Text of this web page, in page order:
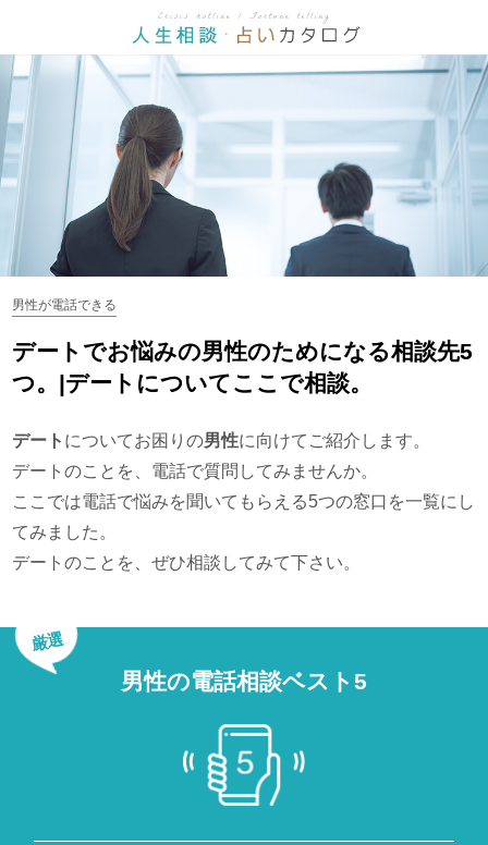
男性が電話できる
デートでお悩みの男性のためになる相談先5
つ。|デートについてここで相談。
デート についてお困りの男性に向けてご紹介します。
デートのことを、電話で質問してみませんか。
ここでは電話で悩みを聞いてもらえる5つの窓口を一覧にし
てみました。
デートのことを、ぜひ相談してみて下さい。
厳選
男性の電話相談ベスト5